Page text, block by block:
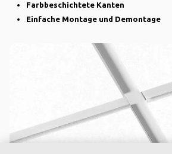
Farbbeschichtete Kanten
Einfache Montage und Demontage